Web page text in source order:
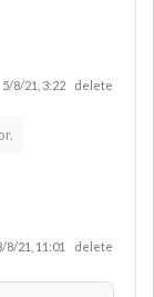
5/8/21, 3:22 delete
8/21, 11:01 delete